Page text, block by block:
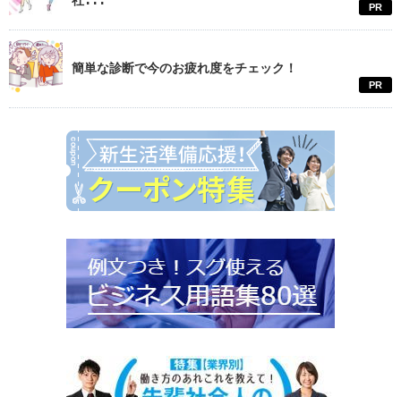
PR
簡単な診断で今のお疲れ度をチェック！
PR